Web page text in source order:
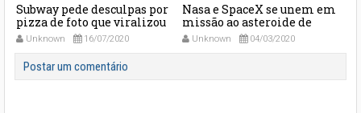
Subway pede desculpas por
pizza de foto que viralizou
no Twitter
Unknown 16/07/2020
Nasa e SpaceX se unem em
missão ao asteroide de
superfície metálica
Unknown 04/03/2020
Postar um comentário